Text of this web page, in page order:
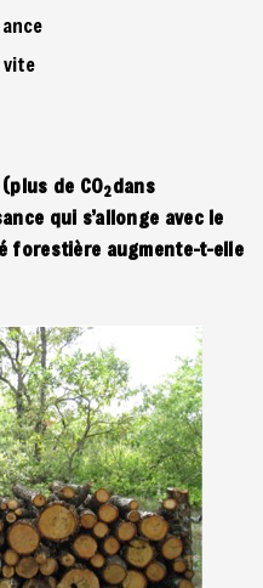
de CO2dans
qui s’allonge avec le
forestière augmente-t-elle